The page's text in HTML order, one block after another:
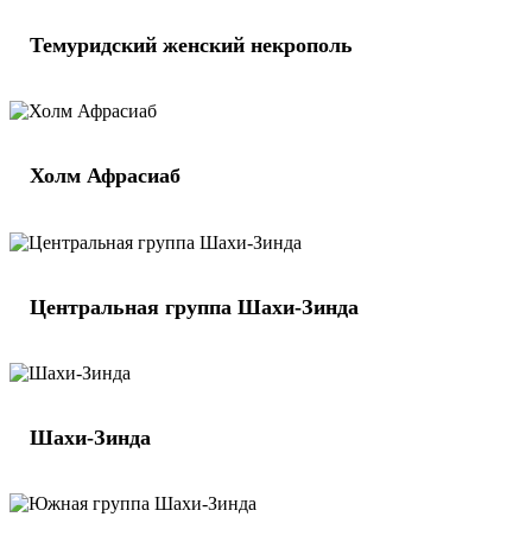
Темуридский женский некрополь
Холм Афрасиаб
Центральная группа Шахи-Зинда
Шахи-Зинда